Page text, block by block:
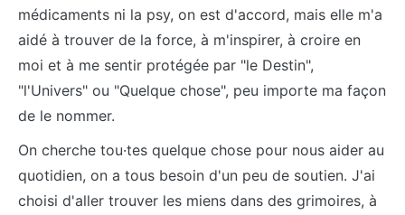
médicaments ni la psy, on est d'accord, mais elle m'a
aidé à trouver de la force, à m'inspirer, à croire en
moi et à me sentir protégée par "le Destin",
"l'Univers" ou "Quelque chose", peu importe ma façon
de le nommer.
On cherche tou·tes quelque chose pour nous aider au
quotidien, on a tous besoin d'un peu de soutien. J'ai
choisi d'aller trouver les miens dans des grimoires, à